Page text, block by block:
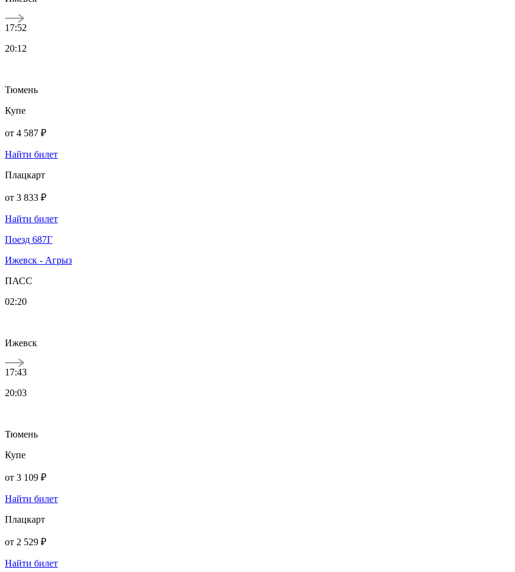
17:52
20:12
Тюмень
Купе
от 4 587 ₽
Найти билет
Плацкарт
от 3 833 ₽
Найти билет
Поезд 687Г
Ижевск - Агрыз
ПАСС
02:20
Ижевск
17:43
20:03
Тюмень
Купе
от 3 109 ₽
Найти билет
Плацкарт
от 2 529 ₽
Найти билет